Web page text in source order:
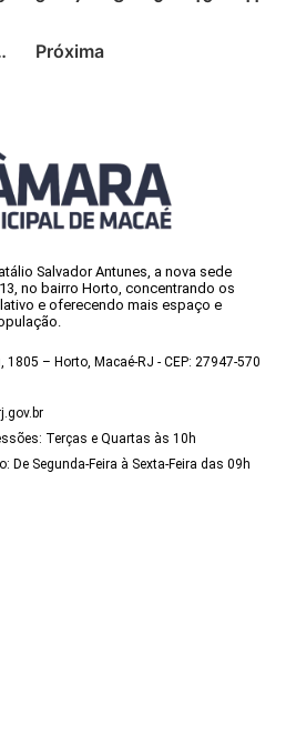
Próxima
Salvador Antunes, a nova sede
no bairro Horto, concentrando os
e oferecendo mais espaço e
1805 – Horto, Macaé-RJ - CEP: 27947-570
Terças e Quartas às 10h
De Segunda-Feira à Sexta-Feira das 09h